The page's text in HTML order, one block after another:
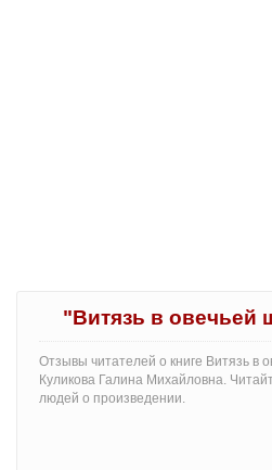
"Витязь в овечьей
Отзывы читателей о книге Витязь в
Куликова Галина Михайловна.
людей о произведении.